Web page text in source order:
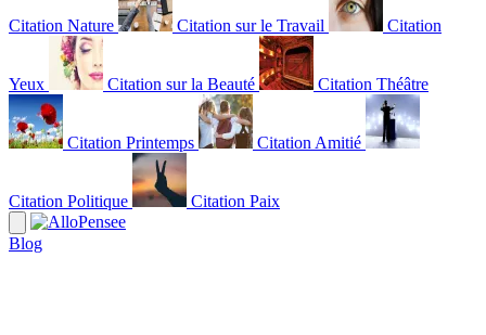
Citation Nature Citation sur le Travail Citation
Yeux Citation sur la Beauté Citation Théâtre
Citation Printemps Citation Amitié
Citation Politique Citation Paix
Blog